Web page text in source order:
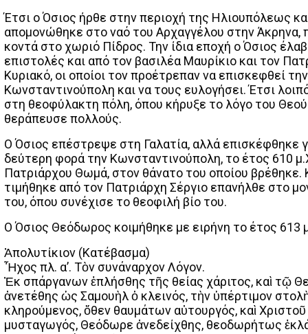
Έτσι ο Όσιος ήρθε στην περιοχή της Ηλιουπόλεως
απομονώθηκε στο ναό του Αρχαγγέλου στην Άκρηνα,
κοντά στο χωριό Πίδρος. Την ίδια εποχή ο Όσιος
επιστολές και από τον βασιλέα Μαυρίκιο και τον
Κυριακό, οι οποίοι τον προέτρεπαν να επισκεφθεί την
Κωνσταντινούπολη και να τους ευλογήσει. Έτσι
στη θεοφύλακτη πόλη, όπου κήρυξε το λόγο του Θεού
θεράπευσε πολλούς.
Ο Όσιος επέστρεψε στη Γαλατία, αλλά επισκέφθηκε
δεύτερη φορά την Κωνσταντινούπολη, το έτος 610
Πατριάρχου Θωμά, στον θάνατο του οποίου βρέθηκε.
τιμήθηκε από τον Πατριάρχη Σέργιο επανήλθε στο
του, όπου συνέχισε το θεοφιλή βίο του.
Ο Όσιος Θεόδωρος κοιμήθηκε με ειρήνη το έτος 613
Ἀπολυτίκιον (Κατέβασμα)
Ἦχος πλ. α’. Τὸν συνάναρχον Λόγον.
Ἐκ σπάργανων ἐπλήσθης τῆς θείας χάριτος, καὶ τῷ
ἀνετέθης ὡς Σαμουὴλ ὁ κλεινός, τὴν ὑπέρτιμον
κληρούμενος, ὅθεν θαυμάτων αὐτουργός, καὶ Χριστοῦ
μυσταγωγός, Θεόδωρε ἀνεδείχθης, θεοδωρήτως